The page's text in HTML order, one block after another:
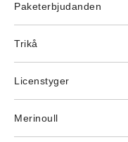
Paketerbjudanden
Trikå
Licenstyger
Merinoull